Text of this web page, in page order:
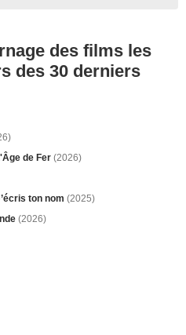
des films les
des 30 derniers
de Fer (2026)
ton nom (2025)
(2026)